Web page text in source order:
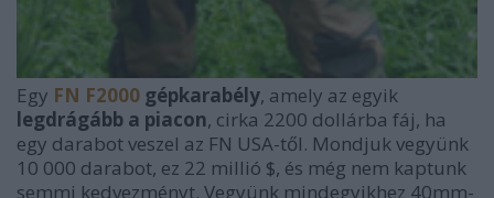
Egy FN F2000 gépkarabély, amely az egyik
legdrágább a piacon, cirka 2200 dollárba fáj, ha
egy darabot veszel az FN USA-től. Mondjuk vegyünk
10 000 darabot, ez 22 millió $, és még nem kaptunk
semmi kedvezményt. Vegyünk mindegyikhez 40mm-